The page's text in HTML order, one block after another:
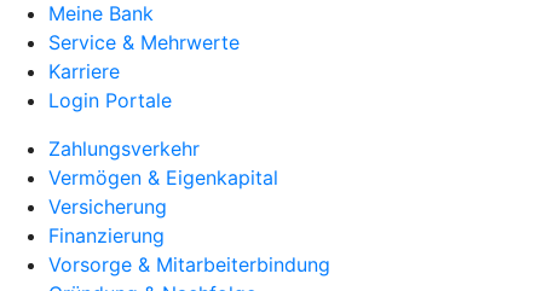
Meine Bank
Service & Mehrwerte
Karriere
Login Portale
Zahlungsverkehr
Vermögen & Eigenkapital
Versicherung
Finanzierung
Vorsorge & Mitarbeiterbindung